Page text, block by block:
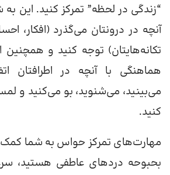
“زندگی در لحظه” تمرکز کنید. این
آنچه در درونتان می‌گذرد (افکار،
تکانه‌هایتان) توجه کنید و
هماهنگی با آنچه در اطرافتان
می‌بینید، می‌شنوید، بو می‌کنید و
کنید.
مهارت‌های تمرکز حواس به شما کمک
بحبوحه دردهای عاطفی هستید،